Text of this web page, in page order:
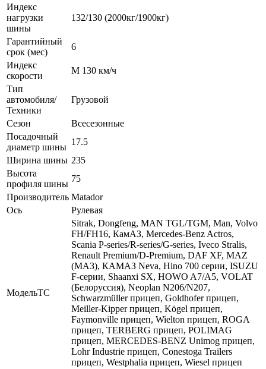
Индекс
нагрузки
шины
132/130 (2000кг/1900кг)
Гарантийный
срок (мес)
6
Индекс
скорости
M 130 км/ч
Тип
автомобиля/
Техники
Грузовой
Сезон
Всесезонные
Посадочный
диаметр шины
17.5
Ширина шины 235
Высота
профиля шины
75
Производитель Matador
Ось
Рулевая
МодельТС
Sitrak, Dongfeng, MAN TGL/TGM, Man, Volvo
FH/FH16, КамАЗ, Mercedes-Benz Actros,
Scania P-series/R-series/G-series, Iveco Stralis,
Renault Premium/D-Premium, DAF XF, MAZ
(МАЗ), КАМАЗ Neva, Hino 700 серии, ISUZU
F-серии, Shaanxi SX, HOWO A7/A5, VOLAT
(Белоруссия), Neoplan N206/N207,
Schwarzmüller прицеп, Goldhofer прицеп,
Meiller-Kipper прицеп, Kögel прицеп,
Faymonville прицеп, Wielton прицеп, ROGA
прицеп, TERBERG прицеп, POLIMAG
прицеп, MERCEDES-BENZ Unimog прицеп,
Lohr Industrie прицеп, Conestoga Trailers
прицеп, Westphalia прицеп, Wiesel прицеп